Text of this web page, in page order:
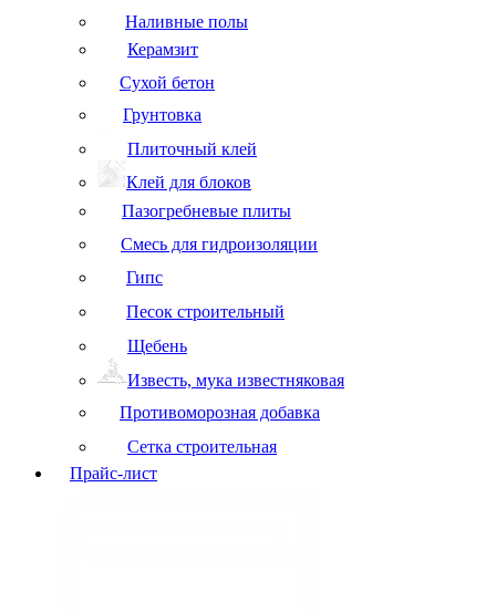
Наливные полы
Керамзит
Сухой бетон
Грунтовка
Плиточный клей
Клей для блоков
Пазогребневые плиты
Смесь для гидроизоляции
Гипс
Песок строительный
Щебень
Известь, мука известняковая
Противоморозная добавка
Сетка строительная
Прайс-лист